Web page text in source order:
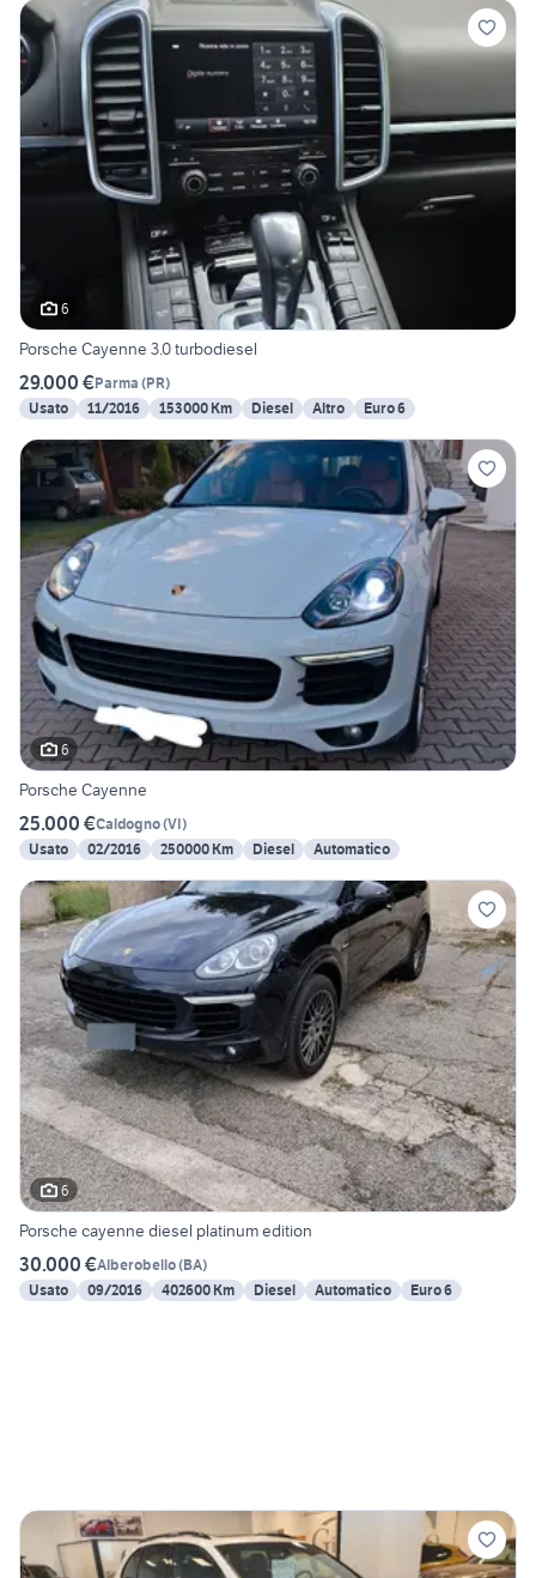
6
Porsche Cayenne 3.0 turbodiesel
29.000 €Parma (PR)
Usato
11/2016 153000 Km Diesel Altro Euro 6
6
Porsche Cayenne
25.000 €Caldogno(VI)
Usato
02/2016 250000 Km Diesel Automatico
6
Porsche cayenne diesel platinum edition
30.000 €Alberobello(BA)
Usato
09/2016 402600 Km Diesel Automatico Euro 6